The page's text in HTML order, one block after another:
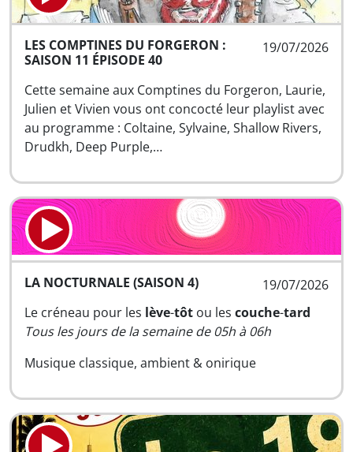
19/07/2026
LES COMPTINES DU FORGERON :
SAISON 11 ÉPISODE 40
Cette semaine aux Comptines du Forgeron, Laurie,
Julien et Vivien vous ont concocté leur playlist avec
au programme : Coltaine, Sylvaine, Shallow Rivers,
Drudkh, Deep Purple,…
19/07/2026
LA NOCTURNALE (SAISON 4)
Le créneau pour les lève-tôt ou les couche-tard
Tous les jours de la semaine de 05h à 06h
Musique classique, ambient & onirique